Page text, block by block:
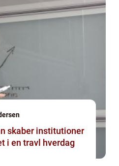
skaber institutioner
i en travl hverdag